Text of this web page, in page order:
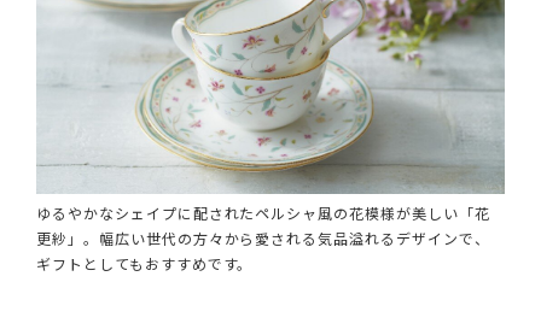
ゆるやかなシェイプに配されたペルシャ風の花模様が美しい「花
更紗」。幅広い世代の方々から愛される気品溢れるデザインで、
ギフトとしてもおすすめです。